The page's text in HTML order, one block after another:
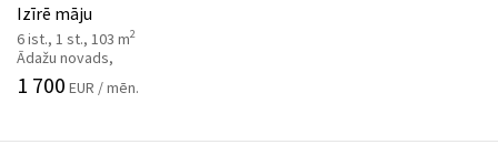
Izīrē māju
6 ist., 1 st., 103 m2
Ādažu novads,
1 700 EUR / mēn.